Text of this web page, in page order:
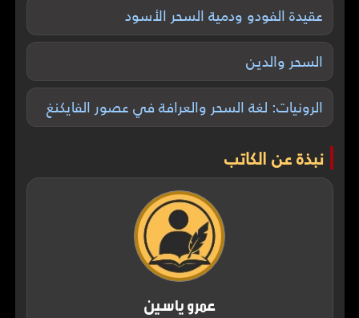
عقيدة الفودو ودمية السحر الأسود
السحر والدين
الرونيات: لغة السحر والعرافة في عصور الفايكنغ
نبذة عن الكاتب
عمرو ياسين